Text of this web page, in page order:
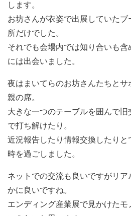
します。
お坊さんが衣姿で出展していた
所だけでした。
それでも会場内では知り合いも
には出会いました。
夜はまいてらのお坊さんたちと
親の席。
大きな一つのテーブルを囲んで
で打ち解けたり。
近況報告したり情報交換したりと
時を過ごしました。
ネットでの交流も良いですがリ
かに良いですね。
エンディング産業展で見かけた